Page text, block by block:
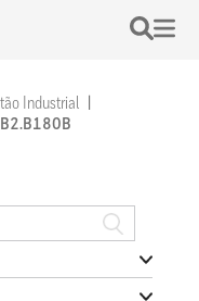
Industrial